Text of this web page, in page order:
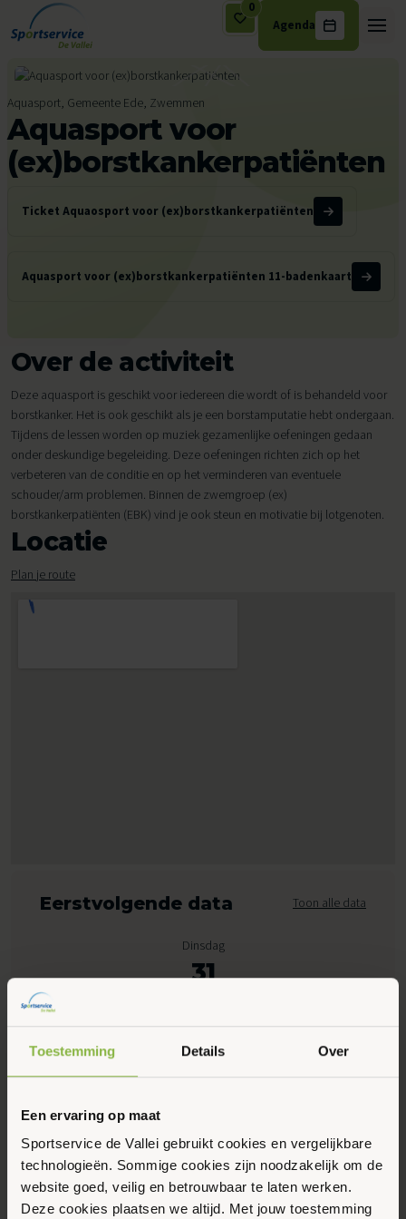
Toestemming Details Over
Een ervaring op maat
Sportservice de Vallei gebruikt cookies en vergelijkbare
technologieën. Sommige cookies zijn noodzakelijk om de
website goed, veilig en betrouwbaar te laten werken.
Deze cookies plaatsen we altijd. Met jouw toestemming
Ga naar de inhoud
0
Agenda
Aquasport, Gemeente Ede, Zwemmen
Aquasport voor
(ex)borstkankerpatiënten
Ticket Aquaosport voor (ex)borstkankerpatiënten
Aquasport voor (ex)borstkankerpatiënten 11-badenkaart
Over de activiteit
Deze aquasport is geschikt voor iedereen die wordt of is behandeld voor
borstkanker. Het is ook geschikt als je een borstamputatie hebt ondergaan.
Tijdens de lessen worden op muziek gezamenlijke oefeningen gedaan
onder deskundige begeleiding. Deze oefeningen richten zich op het
verbeteren van de conditie en op het verminderen van eventuele
schouder/arm problemen. Binnen de zwemgroep (ex)
borstkankerpatiënten (EBK) vind je ook steun en motivatie bij lotgenoten.
Locatie
Plan je route
Eerstvolgende data Toon alle data
Dinsdag
31
13:45 - 14:45
Peppelensteeg 17, Ede
Maak favoriet